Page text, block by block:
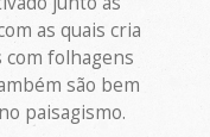
as quais cria
com folhagens
são bem
paisagismo.